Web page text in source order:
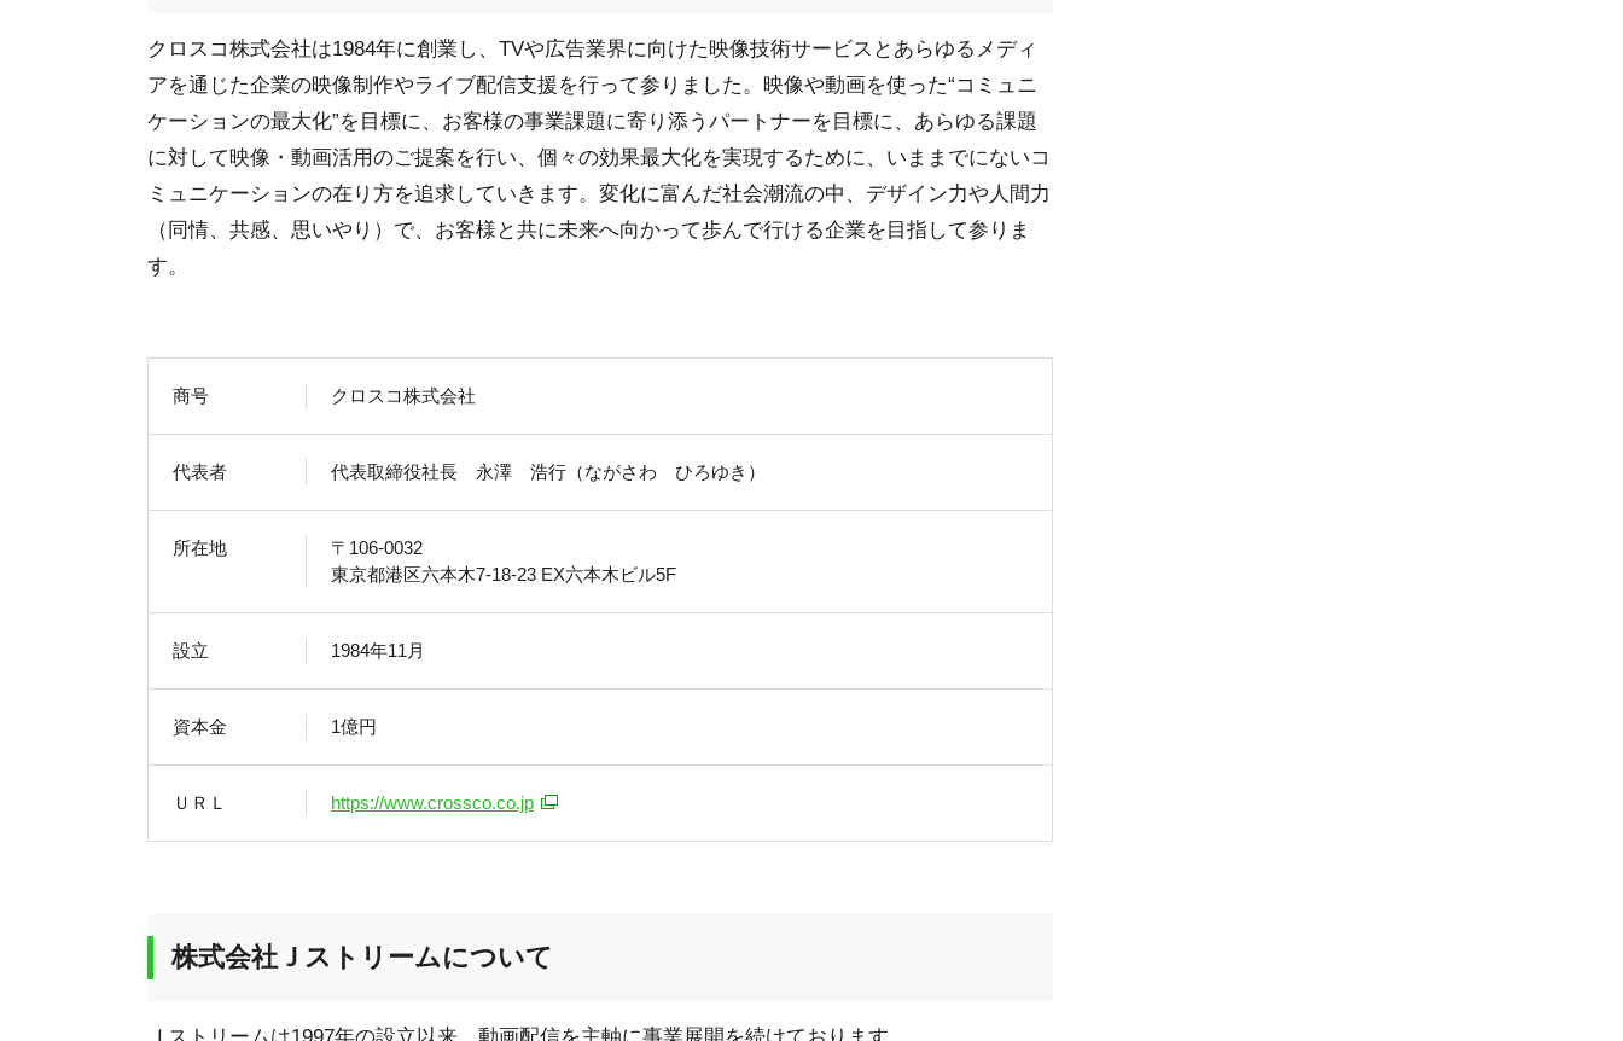
クロスコ株式会社は1984年に創業し、TVや広告業界に向けた映像技術サービスとあらゆるメディ
アを通じた企業の映像制作やライブ配信支援を行って参りました。映像や動画を使った“コミュニ
ケーションの最大化”を目標に、お客様の事業課題に寄り添うパートナーを目標に、あらゆる課題
に対して映像・動画活用のご提案を行い、個々の効果最大化を実現するために、いままでにないコ
ミュニケーションの在り方を追求していきます。変化に富んだ社会潮流の中、デザイン力や人間力
（同情、共感、思いやり）で、お客様と共に未来へ向かって歩んで行ける企業を目指して参りま
す。
商号 クロスコ株式会社
代表者 代表取締役社長 永澤 浩行（ながさわ ひろゆき）
所在地
〒106-0032
東京都港区六本木7-18-23 EX六本木ビル5F
設立 1984年11月
資本金 1億円
ＵＲＬ https://www.crossco.co.jp
株式会社Ｊストリームについて